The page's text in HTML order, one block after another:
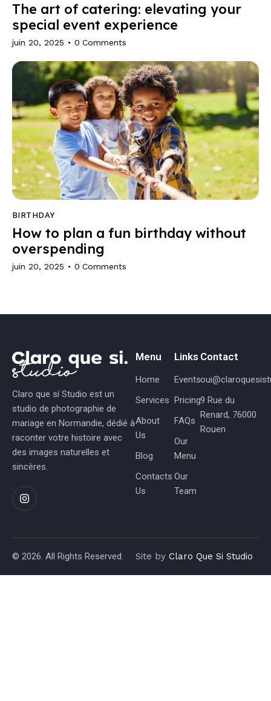
The art of catering: elevating your
special event experience
juin 20, 2025 0 Comments
BIRTHDAY
How to plan a fun birthday without
overspending
juin 20, 2025 0 Comments
Claro que sí Studio est un
studio de photographie de
mariage en Normandie, dédié à
raconter votre histoire avec
des images naturelles et
sincères.
Menu
Home
Services
About
Us
Blog
Contacts
Us
Links
Events
Pricing
FAQs
Our
Menu
Our
Team
Contact
9 Rue du
Renard, 76000
Rouen
© 2026. All Rights Reserved. Site by Claro Que Si Studio